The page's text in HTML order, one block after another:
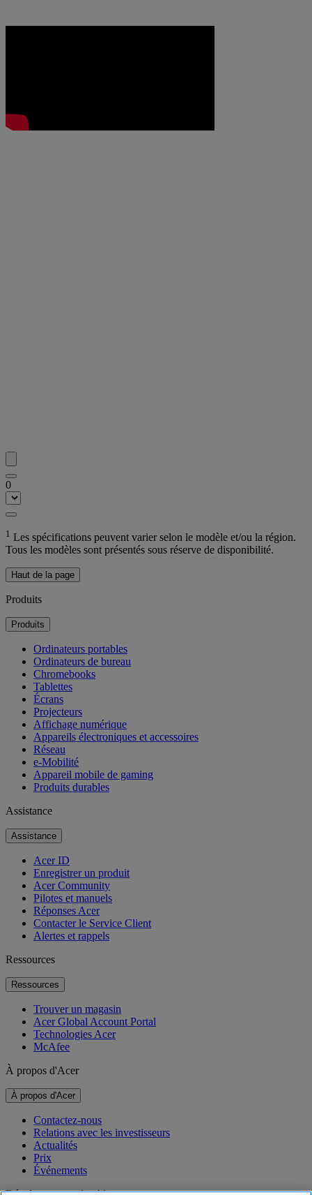
0
1 Les spécifications peuvent varier selon le modèle et/ou la région.
Tous les modèles sont présentés sous réserve de disponibilité.
Haut de la page
Produits
Produits
Ordinateurs portables
Ordinateurs de bureau
Chromebooks
Tablettes
Écrans
Projecteurs
Affichage numérique
Appareils électroniques et accessoires
Réseau
e-Mobilité
Appareil mobile de gaming
Produits durables
Assistance
Assistance
Acer ID
Enregistrer un produit
Acer Community
Pilotes et manuels
Réponses Acer
Contacter le Service Client
Alertes et rappels
Ressources
Ressources
Trouver un magasin
Acer Global Account Portal
Technologies Acer
McAfee
À propos d'Acer
À propos d'Acer
Contactez-nous
Relations avec les investisseurs
Actualités
Prix
Événements